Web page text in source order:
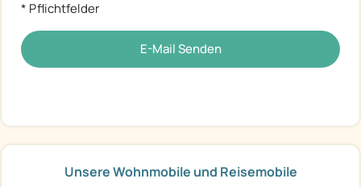
* Pflichtfelder
E-Mail Senden
Unsere Wohnmobile und Reisemobile